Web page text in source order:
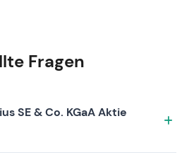
Fragen
SE & Co. KGaA Aktie